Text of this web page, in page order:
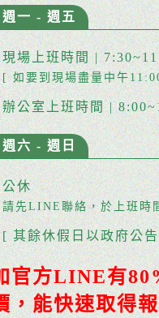
週一 - 週五
現場上班時間 |
[ 如要到現場盡量中午
辦公室上班時間 |
週六 - 週日
公休
請先LINE聯絡，於上班時
[ 其餘休假日以政府公
官方LINE有
，能快速取得